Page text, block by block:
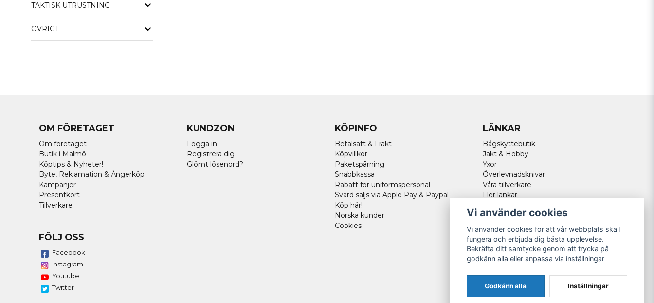
TAKTISK UTRUSTNING
ÖVRIGT
OM FÖRETAGET
Om företaget
Butik i Malmö
Köptips & Nyheter!
Byte, Reklamation & Ångerköp
Kampanjer
Presentkort
Tillverkare
KUNDZON
Logga in
Registrera dig
Glömt lösenord?
KÖPINFO
Betalsätt & Frakt
Köpvillkor
Paketspårning
Snabbkassa
Rabatt för uniformspersonal
Svärd säljs via Apple Pay & Paypal -
Köp här!
Norska kunder
Cookies
LÄNKAR
Bågskyttebutik
Jakt & Hobby
Yxor
Överlevnadsknivar
Våra tillverkare
Fler länkar
FÖLJ OSS
Facebook
Instagram
Youtube
Twitter
Vi använder cookies
Vi använder cookies för att vår webbplats skall
fungera och erbjuda dig bästa upplevelse.
Bekräfta ditt samtycke genom att trycka på
godkänn alla eller anpassa via inställningar
Godkänn alla Inställningar